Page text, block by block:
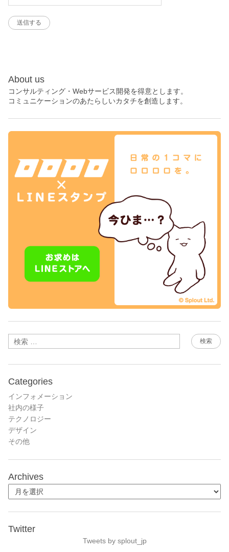
About us
コンサルティング・Webサービス開発を得意とします。
コミュニケーションのあたらしいカタチを創造します。
検索
Categories
インフォメーション
社内の様子
テクノロジー
デザイン
その他
Archives
Twitter
Tweets by splout_jp